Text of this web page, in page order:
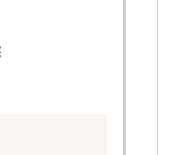
de 69 euros